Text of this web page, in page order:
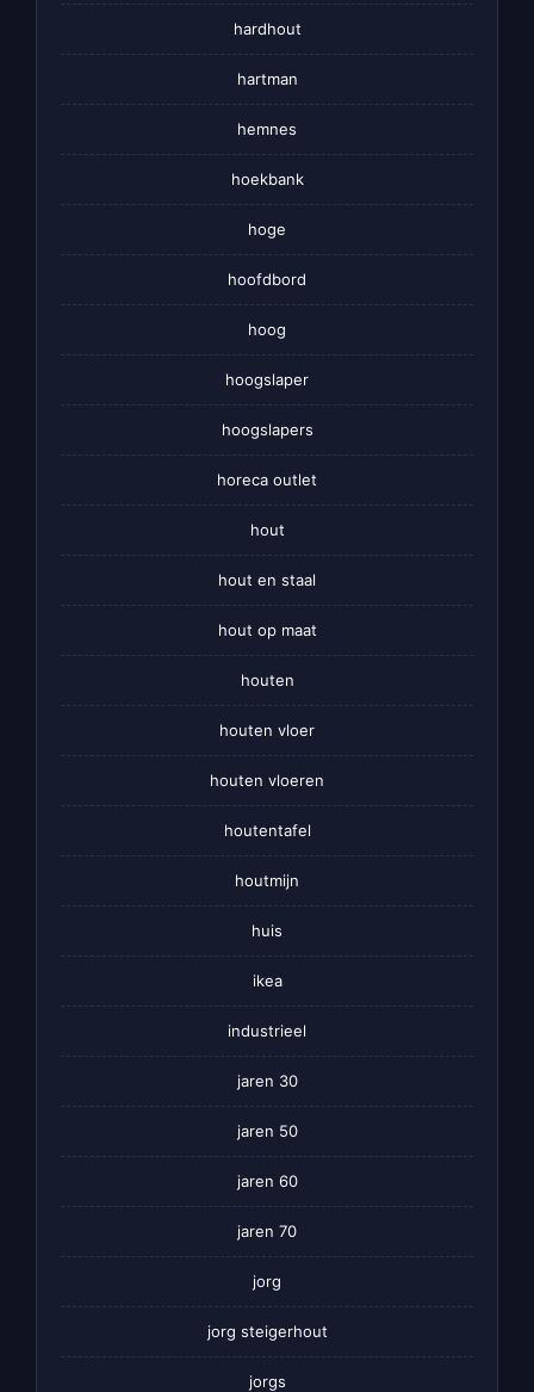
hardhout
hartman
hemnes
hoekbank
hoge
hoofdbord
hoog
hoogslaper
hoogslapers
horeca outlet
hout
hout en staal
hout op maat
houten
houten vloer
houten vloeren
houtentafel
houtmijn
huis
ikea
industrieel
jaren 30
jaren 50
jaren 60
jaren 70
jorg
jorg steigerhout
jorgs